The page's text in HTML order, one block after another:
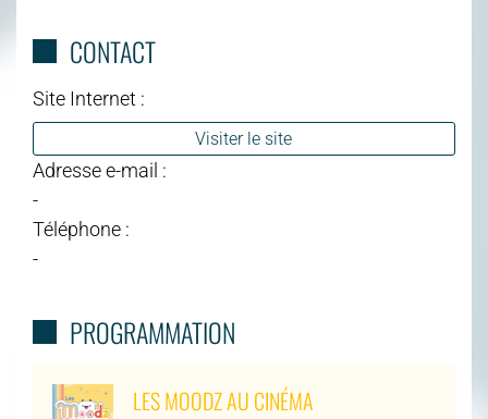
CONTACT
Site Internet :
Visiter le site
Adresse e-mail :
-
Téléphone :
-
PROGRAMMATION
LES MOODZ AU CINÉMA